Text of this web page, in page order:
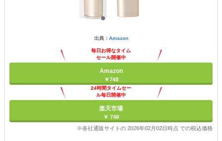
出典： Amazon
毎日お得なタイム
セール開催中
Amazon
￥748
24時間タイムセー
ル毎日開催中
楽天市場
￥ 748
※各社通販サイトの 2026年02月02日時点 での税込価格